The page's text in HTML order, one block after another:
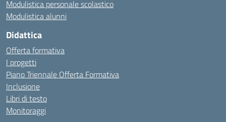
Modulistica personale scolastico
Modulistica alunni
Didattica
Offerta formativa
I progetti
Piano Triennale Offerta Formativa
Inclusione
Libri di testo
Monitoraggi